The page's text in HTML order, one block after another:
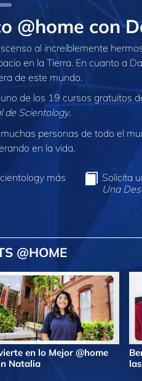
@home con
al increíblemente
en la Tierra. En cuanto a
de este mundo.
de los 19 cursos gratuitos
de Scientology.
personas de todo el
en la vida.
más
Solicita
Una
@HOME
en lo Mejor @home
Natalia